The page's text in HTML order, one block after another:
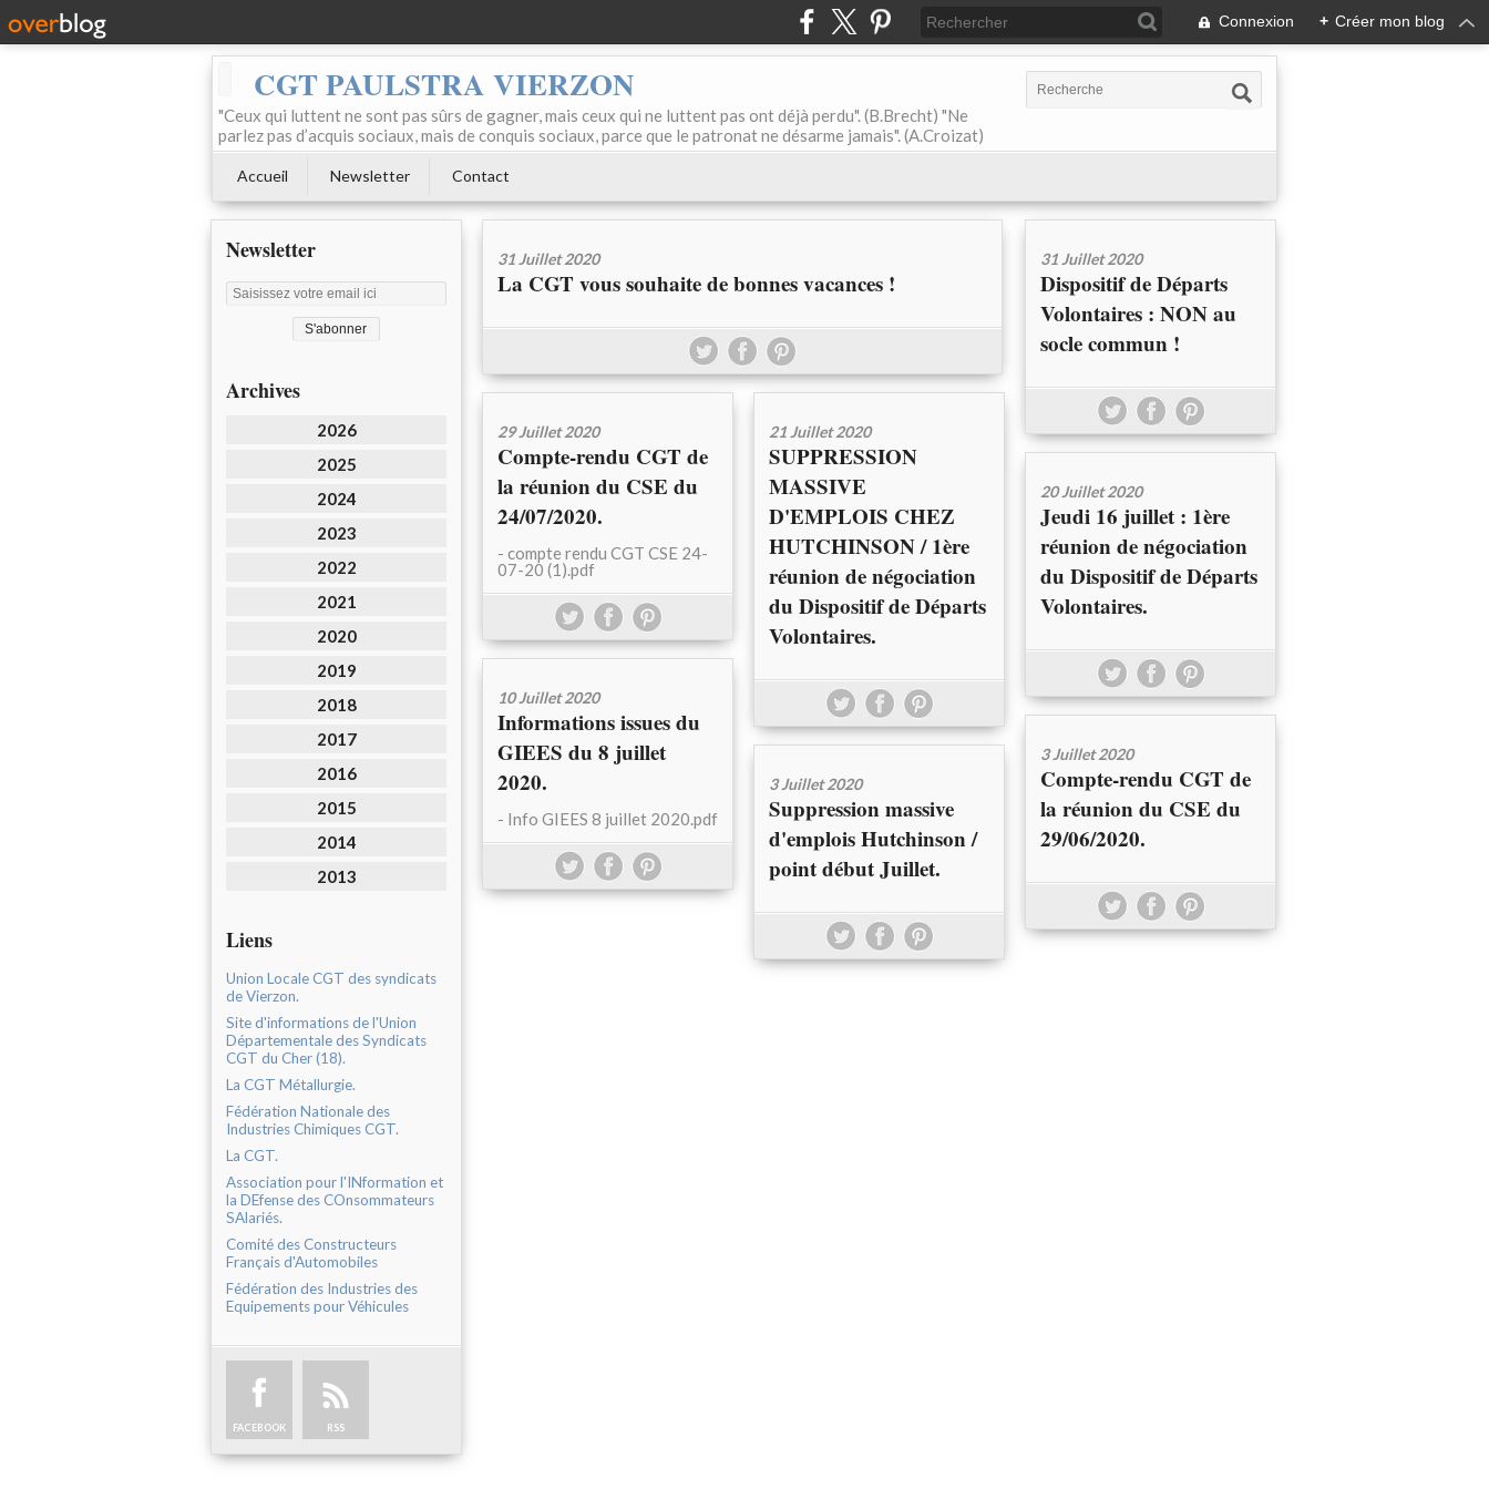
Connexion + Créer mon blog
CGT PAULSTRA VIERZON
"Ceux qui luttent ne sont pas sûrs de gagner, mais ceux qui ne luttent pas ont déjà perdu". (B.Brecht) "Ne
parlez pas d’acquis sociaux, mais de conquis sociaux, parce que le patronat ne désarme jamais". (A.Croizat)
Accueil Newsletter Contact
Newsletter
Archives
2026
2025
2024
2023
2022
2021
2020
2019
2018
2017
2016
2015
2014
2013
Liens
Union Locale CGT des syndicats
de Vierzon.
Site d'informations de l'Union
Départementale des Syndicats
CGT du Cher (18).
La CGT Métallurgie.
Fédération Nationale des
Industries Chimiques CGT.
La CGT.
Association pour l'INformation et
la DEfense des COnsommateurs
SAlariés.
Comité des Constructeurs
Français d'Automobiles
Fédération des Industries des
Equipements pour Véhicules
FACEBOOK RSS
31 Juillet 2020
La CGT vous souhaite de bonnes vacances !
31 Juillet 2020
Dispositif de Départs
Volontaires : NON au
socle commun !
29 Juillet 2020
Compte-rendu CGT de
la réunion du CSE du
24/07/2020.
- compte rendu CGT CSE 24-
07-20 (1).pdf
21 Juillet 2020
SUPPRESSION
MASSIVE
D'EMPLOIS CHEZ
HUTCHINSON / 1ère
réunion de négociation
du Dispositif de Départs
Volontaires.
20 Juillet 2020
Jeudi 16 juillet : 1ère
réunion de négociation
du Dispositif de Départs
Volontaires.
10 Juillet 2020
Informations issues du
GIEES du 8 juillet
2020.
- Info GIEES 8 juillet 2020.pdf
3 Juillet 2020
Compte-rendu CGT de
la réunion du CSE du
29/06/2020.
3 Juillet 2020
Suppression massive
d'emplois Hutchinson /
point début Juillet.